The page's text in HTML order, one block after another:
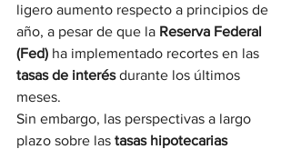
ligero aumento respecto a principios de
año, a pesar de que la Reserva Federal
(Fed) ha implementado recortes en las
tasas de interés durante los últimos
meses.
Sin embargo, las perspectivas a largo
plazo sobre las tasas hipotecarias